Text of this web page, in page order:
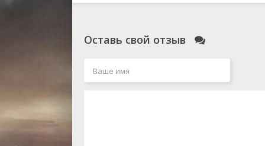
Оставь свой отзыв